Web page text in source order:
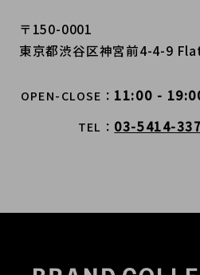
〒150-0001
東京都渋谷区神宮前4-4-9
OPEN-CLOSE 11:00 -
TEL 03-5414-